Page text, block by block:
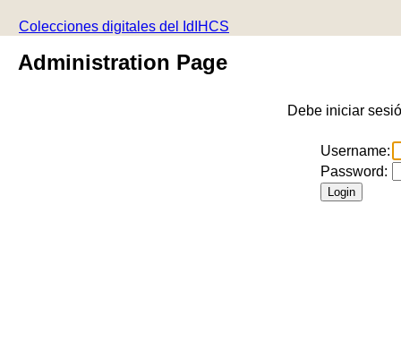
Colecciones digitales del IdIHCS
Administration Page
Debe iniciar
Username:
Password: